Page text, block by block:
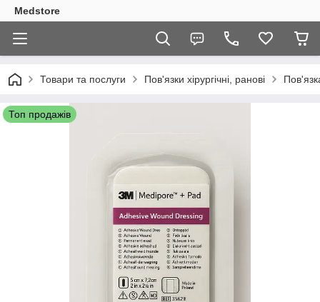
Medstore
Товари та послуги Пов'язки хірургічні, ранові
Топ продажів